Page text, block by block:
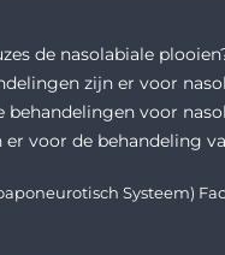
de nasolabiale
zijn er voor
voor
voor de behandeling
Systeem)